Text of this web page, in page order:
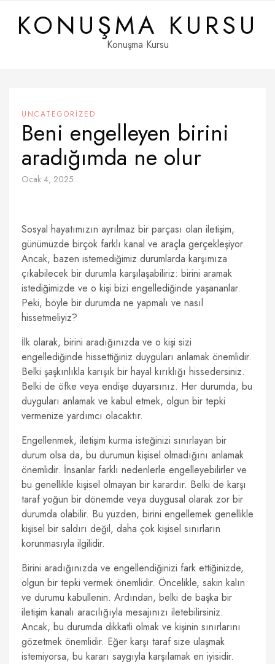
contentKONUŞMA KURSU
Konuşma Kursu
UNCATEGORIZED
Beni engelleyen birini
aradığımda ne olur
Ocak 4, 2025
Sosyal hayatımızın ayrılmaz bir parçası olan iletişim,
günümüzde birçok farklı kanal ve araçla gerçekleşiyor.
Ancak, bazen istemediğimiz durumlarda karşımıza
çıkabilecek bir durumla karşılaşabiliriz: birini aramak
istediğimizde ve o kişi bizi engellediğinde yaşananlar.
Peki, böyle bir durumda ne yapmalı ve nasıl
hissetmeliyiz?
İlk olarak, birini aradığınızda ve o kişi sizi
engellediğinde hissettiğiniz duyguları anlamak önemlidir.
Belki şaşkınlıkla karışık bir hayal kırıklığı hissedersiniz.
Belki de öfke veya endişe duyarsınız. Her durumda, bu
duyguları anlamak ve kabul etmek, olgun bir tepki
vermenize yardımcı olacaktır.
Engellenmek, iletişim kurma isteğinizi sınırlayan bir
durum olsa da, bu durumun kişisel olmadığını anlamak
önemlidir. İnsanlar farklı nedenlerle engelleyebilirler ve
bu genellikle kişisel olmayan bir karardır. Belki de karşı
taraf yoğun bir dönemde veya duygusal olarak zor bir
durumda olabilir. Bu yüzden, birini engellemek genellikle
kişisel bir saldırı değil, daha çok kişisel sınırların
korunmasıyla ilgilidir.
Birini aradığınızda ve engellendiğinizi fark ettiğinizde,
olgun bir tepki vermek önemlidir. Öncelikle, sakin kalın
ve durumu kabullenin. Ardından, belki de başka bir
iletişim kanalı aracılığıyla mesajınızı iletebilirsiniz.
Ancak, bu durumda dikkatli olmak ve kişinin sınırlarını
gözetmek önemlidir. Eğer karşı taraf size ulaşmak
istemiyorsa, bu kararı saygıyla karşılamak en iyisidir.